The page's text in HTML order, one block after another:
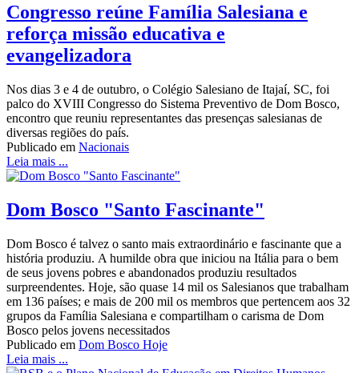
Congresso reúne Família Salesiana e
reforça missão educativa e
evangelizadora
Nos dias 3 e 4 de outubro, o Colégio Salesiano de Itajaí, SC, foi
palco do XVIII Congresso do Sistema Preventivo de Dom Bosco,
encontro que reuniu representantes das presenças salesianas de
diversas regiões do país.
Publicado em Nacionais
Leia mais ...
Dom Bosco "Santo Fascinante"
Dom Bosco é talvez o santo mais extraordinário e fascinante que a
história produziu. A humilde obra que iniciou na Itália para o bem
de seus jovens pobres e abandonados produziu resultados
surpreendentes. Hoje, são quase 14 mil os Salesianos que trabalham
em 136 países; e mais de 200 mil os membros que pertencem aos 32
grupos da Família Salesiana e compartilham o carisma de Dom
Bosco pelos jovens necessitados
Publicado em Dom Bosco Hoje
Leia mais ...